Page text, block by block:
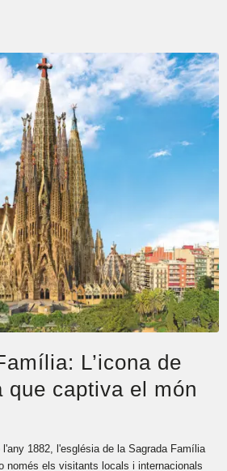
L’icona de
que captiva el món
1882, l'església de la Sagrada Família
només els visitants locals i internacionals